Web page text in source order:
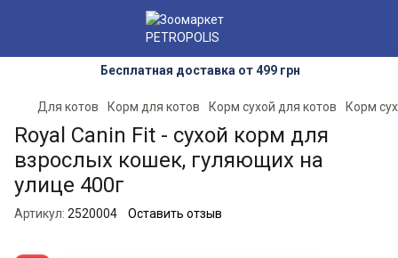
Бесплатная доставка от 499 грн
Для котов Корм для котов Корм сухой для котов Корм
Royal Canin Fit - сухой корм для
взрослых кошек, гуляющих на
улице 400г
Артикул: 2520004 Оставить отзыв